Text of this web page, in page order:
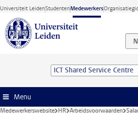
Ga direct naar de inhoud
Universiteit LeidenStudentenMedewerkers
ICT Shared Service Centre
Menu
Medewerkerswebsite HR Arbeidsvoorwaarden